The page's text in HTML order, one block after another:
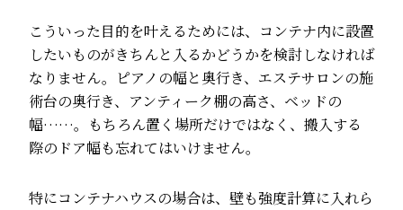
こういった目的を叶えるためには、コンテナ内に設置
したいものがきちんと入るかどうかを検討しなければ
なりません。ピアノの幅と奥行き、エステサロンの施
術台の奥行き、アンティーク棚の高さ、ベッドの
幅……。もちろん置く場所だけではなく、搬入する
際のドア幅も忘れてはいけません。
特にコンテナハウスの場合は、壁も強度計算に入れら